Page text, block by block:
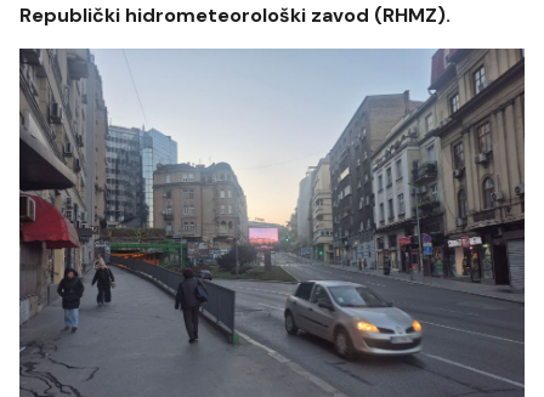
Republički hidrometeorološki zavod (RHMZ).